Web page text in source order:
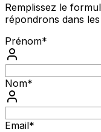
Remplissez le
répondrons dans
Prénom*
Nom*
Email*